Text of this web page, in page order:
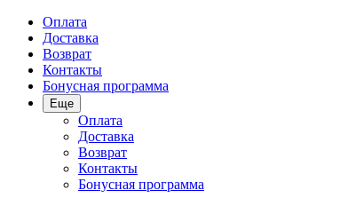
Оплата
Доставка
Возврат
Контакты
Бонусная программа
Еще
Оплата
Доставка
Возврат
Контакты
Бонусная программа